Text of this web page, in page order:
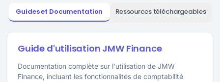
Guides et Documentation Ressources téléchargeables
Guide d'utilisation JMW Finance
Documentation complète sur l'utilisation de JMW
Finance, incluant les fonctionnalités de comptabilité